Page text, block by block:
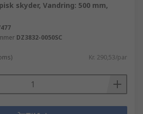
skyder, Vandring: 500 mm,
DZ3832-0050SC
Kr. 290,53/par